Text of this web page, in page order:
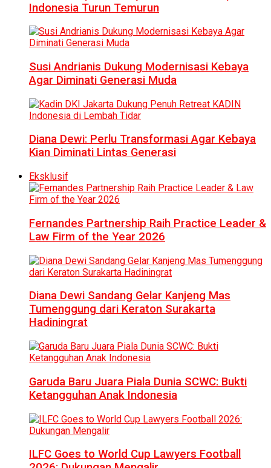
Indonesia Turun Temurun
Susi Andrianis Dukung Modernisasi Kebaya
Agar Diminati Generasi Muda
Diana Dewi: Perlu Transformasi Agar Kebaya
Kian Diminati Lintas Generasi
Eksklusif
Fernandes Partnership Raih Practice Leader &
Law Firm of the Year 2026
Diana Dewi Sandang Gelar Kanjeng Mas
Tumenggung dari Keraton Surakarta
Hadiningrat
Garuda Baru Juara Piala Dunia SCWC: Bukti
Ketangguhan Anak Indonesia
ILFC Goes to World Cup Lawyers Football